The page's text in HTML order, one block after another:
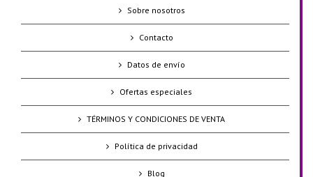
Sobre nosotros
Contacto
Datos de envío
Ofertas especiales
TÉRMINOS Y CONDICIONES DE VENTA
Política de privacidad
Blog